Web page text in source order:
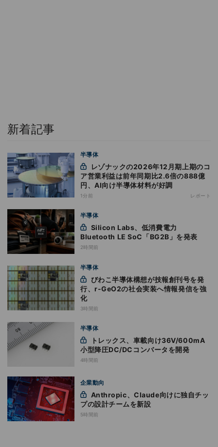
新着記事
半導体
ア営業利益は前年同期比2.6倍の888億
円、AI向け半導体材料が好調
1分前 レポート
半導体
Bluetooth LE SoC「BG2B」を発表
2時間前
半導体
行、r-GeO2の社会実装へ情報発信を強
化
3時間前
半導体
小型降圧DC/DCコンバータを開発
4時間前
企業動向
プの設計チームを新設
5時間前